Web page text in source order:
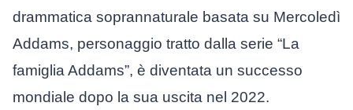
drammatica soprannaturale basata su Mercoledì
Addams, personaggio tratto dalla serie “La
famiglia Addams”, è diventata un successo
mondiale dopo la sua uscita nel 2022.